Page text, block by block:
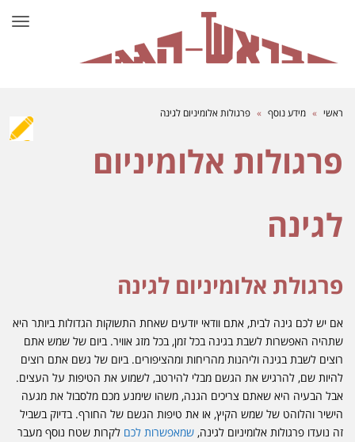
ראשי » מידע נוסף » פרגולות אלומיניום לגינה
פרגולות אלומיניום
לגינה
פרגולת אלומיניום לגינה
אם יש לכם גינה לבית, אתם וודאי יודעים שאחת התשוקות הגדולות ביותר היא
שתהיה האפשרות לשבת בגינה בכל זמן, בכל מזג אוויר. ביום של שמש אתם
רוצים לשבת בגינה וליהנות מהריחות ומהציפורים. ביום של גשם אתם רוצים
להיות שם, להרגיש את הגשם מבלי להירטב, לשמוע את הטיפות על העצים.
אבל הבעיה היא שאתם צריכים הגנה, משהו שימנע מכם מלסבול את מגעה
הישיר והלוהט של שמש הקיץ, או את טיפות הגשם של החורף. בדיוק בשביל
זה נועדו פרגולות אלומיניום לגינה, שמאפשרות לכם לקרות שטח נוסף מעבר